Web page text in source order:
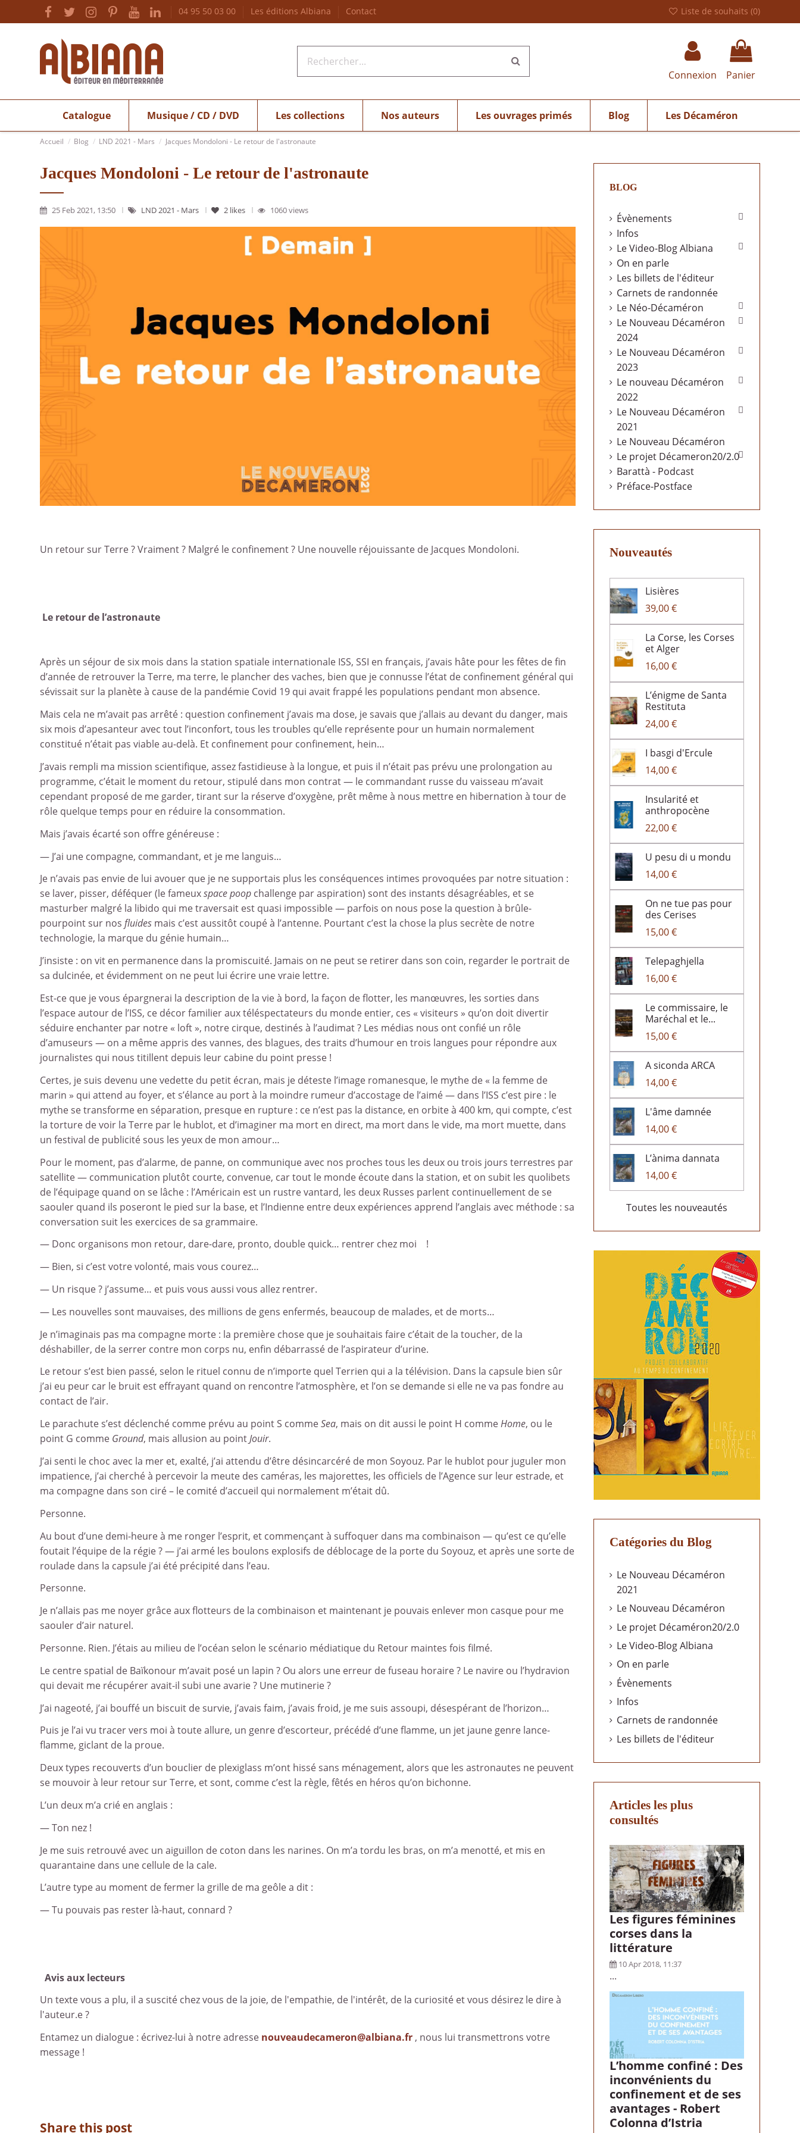
04 95 50 03 00 Les éditions Albiana Contact Liste de souhaits (0)
Connexion Panier
Catalogue Musique / CD / DVD Les collections Nos auteurs Les ouvrages primés Blog Les Décaméron
Accueil Blog LND 2021 - Mars Jacques Mondoloni - Le retour de l'astronaute
Jacques Mondoloni - Le retour de l'astronaute
25 Feb 2021, 13:50 LND 2021 - Mars 2 likes 1060 views
Un retour sur Terre ? Vraiment ? Malgré le confinement ? Une nouvelle réjouissante de Jacques Mondoloni.
Le retour de l’astronaute
Après un séjour de six mois dans la station spatiale internationale ISS, SSI en français, j’avais hâte pour les fêtes de fin
d’année de retrouver la Terre, ma terre, le plancher des vaches, bien que je connusse l’état de confinement général qui
sévissait sur la planète à cause de la pandémie Covid 19 qui avait frappé les populations pendant mon absence.
Mais cela ne m’avait pas arrêté : question confinement j’avais ma dose, je savais que j’allais au devant du danger, mais
six mois d’apesanteur avec tout l’inconfort, tous les troubles qu’elle représente pour un humain normalement
constitué n’était pas viable au-delà. Et confinement pour confinement, hein…
J’avais rempli ma mission scientifique, assez fastidieuse à la longue, et puis il n’était pas prévu une prolongation au
programme, c’était le moment du retour, stipulé dans mon contrat — le commandant russe du vaisseau m’avait
cependant proposé de me garder, tirant sur la réserve d’oxygène, prêt même à nous mettre en hibernation à tour de
rôle quelque temps pour en réduire la consommation.
Mais j’avais écarté son offre généreuse :
— J’ai une compagne, commandant, et je me languis…
Je n’avais pas envie de lui avouer que je ne supportais plus les conséquences intimes provoquées par notre situation :
se laver, pisser, déféquer (le fameuxspace poop challenge par aspiration) sont des instants désagréables, et se
masturber malgré la libido qui me traversait est quasi impossible — parfois on nous pose la question à brûle-
pourpoint sur nos fluides mais c’est aussitôt coupé à l’antenne. Pourtant c’est la chose la plus secrète de notre
technologie, la marque du génie humain…
J’insiste : on vit en permanence dans la promiscuité. Jamais on ne peut se retirer dans son coin, regarder le portrait de
sa dulcinée, et évidemment on ne peut lui écrire une vraie lettre.
Est-ce que je vous épargnerai la description de la vie à bord, la façon de flotter, les manœuvres, les sorties dans
l’espace autour de l’ISS, ce décor familier aux téléspectateurs du monde entier, ces « visiteurs » qu’on doit divertir
séduire enchanter par notre « loft », notre cirque, destinés à l’audimat ? Les médias nous ont confié un rôle
d’amuseurs — on a même appris des vannes, des blagues, des traits d’humour en trois langues pour répondre aux
journalistes qui nous titillent depuis leur cabine du point presse !
Certes, je suis devenu une vedette du petit écran, mais je déteste l’image romanesque, le mythe de « la femme de
marin » qui attend au foyer, et s’élance au port à la moindre rumeur d’accostage de l’aimé — dans l’ISS c’est pire : le
mythe se transforme en séparation, presque en rupture : ce n’est pas la distance, en orbite à 400 km, qui compte, c’est
la torture de voir la Terre par le hublot, et d’imaginer ma mort en direct, ma mort dans le vide, ma mort muette, dans
un festival de publicité sous les yeux de mon amour…
Pour le moment, pas d’alarme, de panne, on communique avec nos proches tous les deux ou trois jours terrestres par
satellite — communication plutôt courte, convenue, car tout le monde écoute dans la station, et on subit les quolibets
de l’équipage quand on se lâche : l’Américain est un rustre vantard, les deux Russes parlent continuellement de se
saouler quand ils poseront le pied sur la base, et l’Indienne entre deux expériences apprend l’anglais avec méthode : sa
conversation suit les exercices de sa grammaire.
— Donc organisons mon retour, dare-dare, pronto, double quick… rentrer chez moi !
— Bien, si c’est votre volonté, mais vous courez…
— Un risque ? j’assume… et puis vous aussi vous allez rentrer.
— Les nouvelles sont mauvaises, des millions de gens enfermés, beaucoup de malades, et de morts…
Je n’imaginais pas ma compagne morte : la première chose que je souhaitais faire c’était de la toucher, de la
déshabiller, de la serrer contre mon corps nu, enfin débarrassé de l’aspirateur d’urine.
Le retour s’est bien passé, selon le rituel connu de n’importe quel Terrien qui a la télévision. Dans la capsule bien sûr
j’ai eu peur car le bruit est effrayant quand on rencontre l’atmosphère, et l’on se demande si elle ne va pas fondre au
contact de l’air.
Le parachute s’est déclenché comme prévu au point S commeSea, mais on dit aussi le point H commeHome, ou le
point G comme Ground, mais allusion au pointJouir.
J’ai senti le choc avec la mer et, exalté, j’ai attendu d’être désincarcéré de mon Soyouz. Par le hublot pour juguler mon
impatience, j’ai cherché à percevoir la meute des caméras, les majorettes, les officiels de l’Agence sur leur estrade, et
ma compagne dans son ciré – le comité d’accueil qui normalement m’était dû.
Personne.
Au bout d’une demi-heure à me ronger l’esprit, et commençant à suffoquer dans ma combinaison — qu’est ce qu’elle
foutait l’équipe de la régie ? — j’ai armé les boulons explosifs de déblocage de la porte du Soyouz, et après une sorte de
roulade dans la capsule j’ai été précipité dans l’eau.
Personne.
Je n’allais pas me noyer grâce aux flotteurs de la combinaison et maintenant je pouvais enlever mon casque pour me
saouler d’air naturel.
Personne. Rien. J’étais au milieu de l’océan selon le scénario médiatique du Retour maintes fois filmé.
Le centre spatial de Baïkonour m’avait posé un lapin ? Ou alors une erreur de fuseau horaire ? Le navire ou l’hydravion
qui devait me récupérer avait-il subi une avarie ? Une mutinerie ?
J’ai nageoté, j’ai bouffé un biscuit de survie, j’avais faim, j’avais froid, je me suis assoupi, désespérant de l’horizon…
Puis je l’ai vu tracer vers moi à toute allure, un genre d’escorteur, précédé d’une flamme, un jet jaune genre lance-
flamme, giclant de la proue.
Deux types recouverts d’un bouclier de plexiglass m’ont hissé sans ménagement, alors que les astronautes ne peuvent
se mouvoir à leur retour sur Terre, et sont, comme c’est la règle, fêtés en héros qu’on bichonne.
L’un deux m’a crié en anglais :
— Ton nez !
Je me suis retrouvé avec un aiguillon de coton dans les narines. On m’a tordu les bras, on m’a menotté, et mis en
quarantaine dans une cellule de la cale.
L’autre type au moment de fermer la grille de ma geôle a dit :
— Tu pouvais pas rester là-haut, connard ?
Avis aux lecteurs
Un texte vous a plu, il a suscité chez vous de la joie, de l'empathie, de l'intérêt, de la curiosité et vous désirez le dire à
l'auteur.e ?
Entamez un dialogue : écrivez-lui à notre adresse nouveaudecameron@albiana.fr , nous lui transmettrons votre
message !
Share this post
BLOG
Évènements 
Infos
Le Video-Blog Albiana

On en parle
Les billets de l'éditeur
Carnets de randonnée
Le Néo-Décaméron

Le Nouveau Décaméron
2024

Le Nouveau Décaméron
2023

Le nouveau Décaméron
2022

Le Nouveau Décaméron
2021

Le Nouveau Décaméron
Le projet Décameron20/2.0
Barattà - Podcast
Préface-Postface
Nouveautés
Lisières
39,00 €
La Corse, les Corses
et Alger
16,00 €
L’énigme de Santa
Restituta
24,00 €
I basgi d'Ercule
14,00 €
Insularité et
anthropocène
22,00 €
U pesu di u mondu
14,00 €
On ne tue pas pour
des Cerises
15,00 €
Telepaghjella
16,00 €
Le commissaire, le
Maréchal et le...
15,00 €
A siconda ARCA
14,00 €
L'âme damnée
14,00 €
L’ànima dannata
14,00 €
Toutes les nouveautés
Catégories du Blog
Le Nouveau Décaméron
2021
Le Nouveau Décaméron
Le projet Décaméron20/2.0
Le Video-Blog Albiana
On en parle
Évènements
Infos
Carnets de randonnée
Les billets de l'éditeur
Articles les plus
consultés
Les figures féminines
corses dans la
littérature
10 Apr 2018, 11:37
...
L’homme confiné : Des
inconvénients du
confinement et de ses
avantages - Robert
Colonna d’Istria